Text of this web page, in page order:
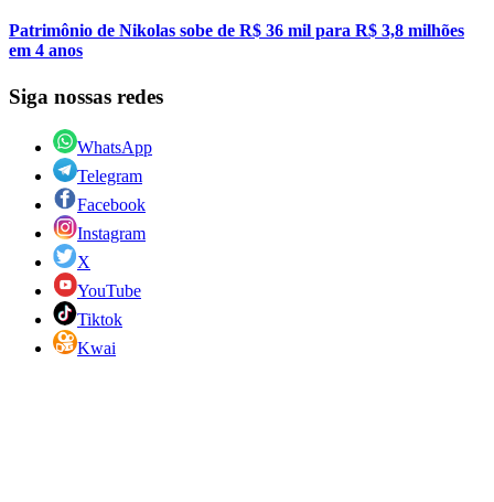
Patrimônio de Nikolas sobe de R$ 36 mil para R$ 3,8 milhões
em 4 anos
Siga nossas redes
WhatsApp
Telegram
Facebook
Instagram
X
YouTube
Tiktok
Kwai